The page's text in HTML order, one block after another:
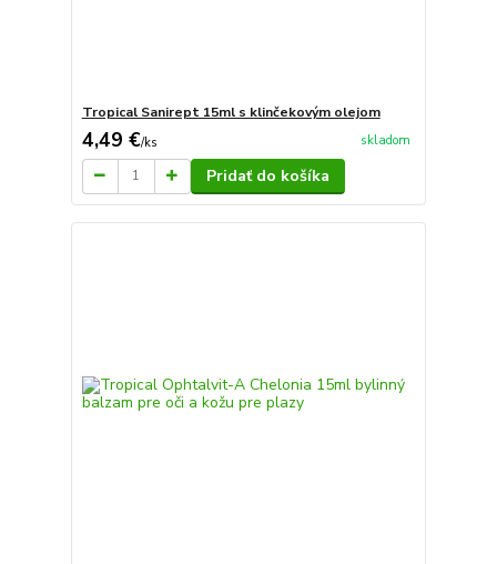
Tropical Sanirept 15ml s klinčekovým olejom
4,49 €/ks skladom
Pridať do košíka